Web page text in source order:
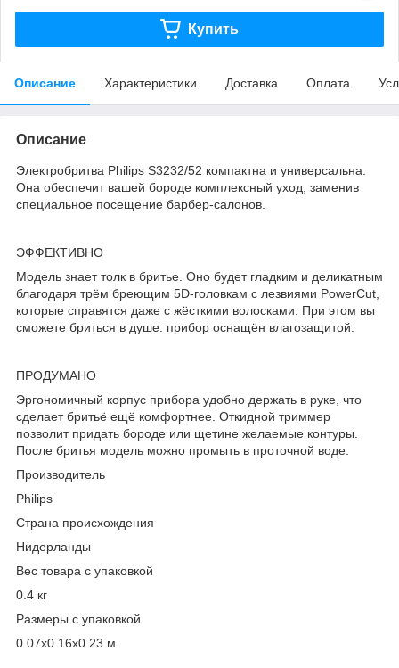
Купить
Описание Характеристики Доставка Оплата
Описание
Электробритва Philips S3232/52 компактна и универсальна.
Она обеспечит вашей бороде комплексный уход, заменив
специальное посещение барбер-салонов.
ЭФФЕКТИВНО
Модель знает толк в бритье. Оно будет гладким и деликатным
благодаря трём бреющим 5D-головкам с лезвиями PowerCut,
которые справятся даже с жёсткими волосками. При этом вы
сможете бриться в душе: прибор оснащён влагозащитой.
ПРОДУМАНО
Эргономичный корпус прибора удобно держать в руке, что
сделает бритьё ещё комфортнее. Откидной триммер
позволит придать бороде или щетине желаемые контуры.
После бритья модель можно промыть в проточной воде.
Производитель
Philips
Страна происхождения
Нидерланды
Вес товара с упаковкой
0.4 кг
Размеры с упаковкой
0.07x0.16x0.23 м